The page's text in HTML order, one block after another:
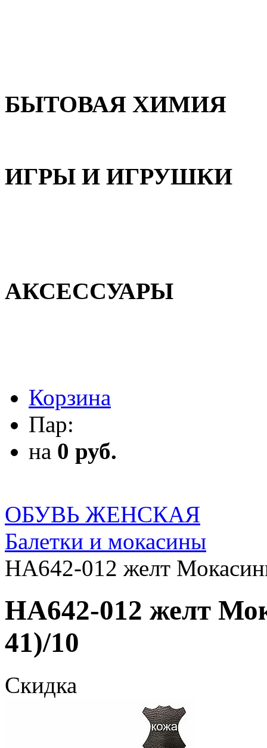
БЫТОВАЯ ХИМИЯ
ИГРЫ И ИГРУШКИ
АКСЕССУАРЫ
Корзина
Пар:
на 0 руб.
ОБУВЬ ЖЕНСКАЯ
Балетки и мокасины
HA642-012 желт
HA642-012 желт
41)/10
Скидка